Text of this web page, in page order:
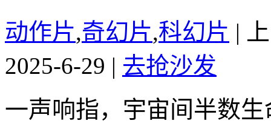
动作片,奇幻片,科幻片 |
2025-6-29 | 去抢沙发
一声响指，宇宙间半数